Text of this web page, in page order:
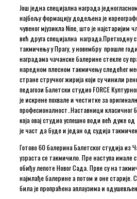
Још једна специјална награда
најбољу формацију додељена је
чувеног мјузикла Nine, што је најстаријим
већ друга специјална награда.Претходну
такмичењу у Прагу, у новембру прошле
наградама чачанске балерине стекле су
наредном плесном такмичењу следећег
стране стручног жирија који су чинили
педагози Балетски студио FORCE
је искрене похвале и честитке за
професионалност..Наставници класичног
која овај студио успешно води већ дуже
је част да буде и један од судија
Готово 60 балерина Балетског студија из
узраста се такмичило. Пре наступа имале
обиђу лепоте Новог Сада. Прве су на
најмлађе балерине а потом и оне старије.
била је пропраћена аплаузима и